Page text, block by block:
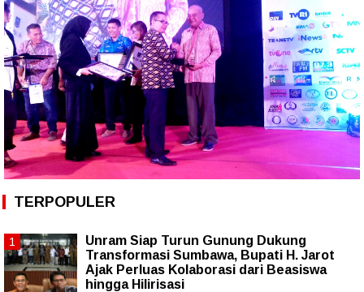
TERPOPULER
Unram Siap Turun Gunung Dukung
Transformasi Sumbawa, Bupati H. Jarot
Ajak Perluas Kolaborasi dari Beasiswa
hingga Hilirisasi